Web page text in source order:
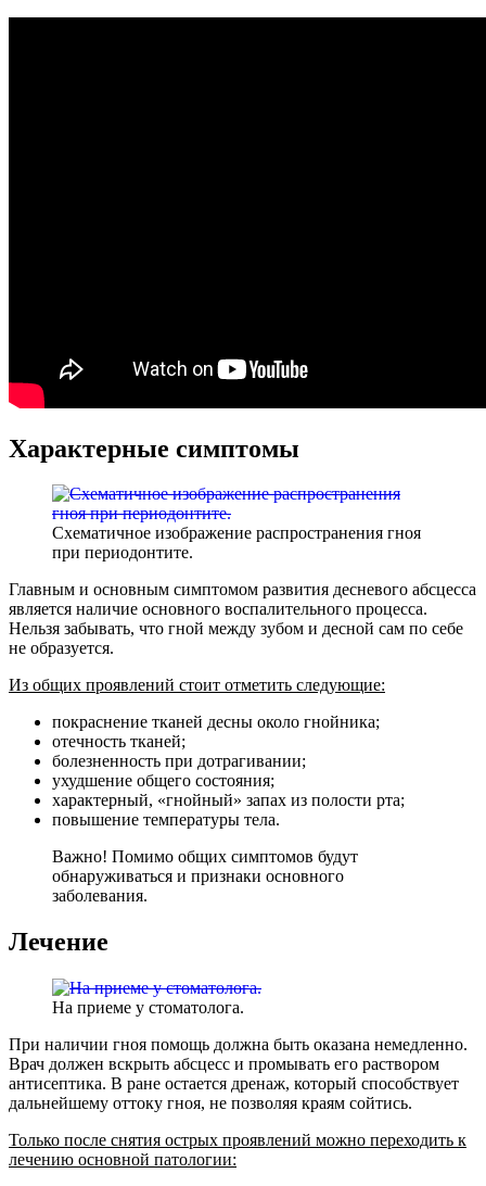
Характерные симптомы
Схематичное изображение распространения гноя
при периодонтите.
Главным и основным симптомом развития десневого абсцесса
является наличие основного воспалительного процесса.
Нельзя забывать, что гной между зубом и десной сам по себе
не образуется.
Из общих проявлений стоит отметить следующие:
покраснение тканей десны около гнойника;
отечность тканей;
болезненность при дотрагивании;
ухудшение общего состояния;
характерный, «гнойный» запах из полости рта;
повышение температуры тела.
Важно! Помимо общих симптомов будут
обнаруживаться и признаки основного
заболевания.
Лечение
На приеме у стоматолога.
При наличии гноя помощь должна быть оказана немедленно.
Врач должен вскрыть абсцесс и промывать его раствором
антисептика. В ране остается дренаж, который способствует
дальнейшему оттоку гноя, не позволяя краям сойтись.
Только после снятия острых проявлений можно переходить к
лечению основной патологии: